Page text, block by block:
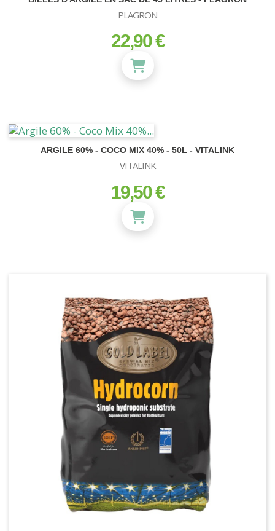
PLAGRON
prix
22,90 €
ARGILE 60% - COCO MIX 40% - 50L - VITALINK
VITALINK
prix
19,50 €